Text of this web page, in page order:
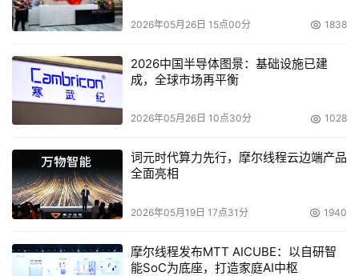
2026年05月26日 15点00分 1838
2026中国半导体图景：基础设施已建
成，全球市场再平衡
2026年05月26日 10点30分 1028
词元时代算力先行，摩尔线程云边端产品
全面亮相
2026年05月19日 17点31分 1940
摩尔线程发布MTT AICUBE：以自研智
能SoC为底座，打造家庭AI中枢